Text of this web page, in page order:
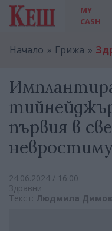
MY
CASH
Начало Грижа
първия в
24.06.2024 / 16:00
Здравни
Текст: Людмила